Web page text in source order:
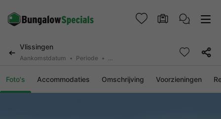
Vlissingen
Aankomstdatum Periode 2 personen, 0 huisdier
Foto's Accommodaties Omschrijving Voorzieningen